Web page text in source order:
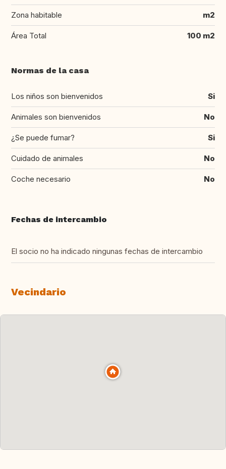
Zona habitable m2
Área Total 100 m2
Normas de la casa
Los niños son bienvenidos Si
Animales son bienvenidos No
¿Se puede fumar? Si
Cuidado de animales No
Coche necesario No
Fechas de intercambio
El socio no ha indicado ningunas fechas de intercambio
Vecindario